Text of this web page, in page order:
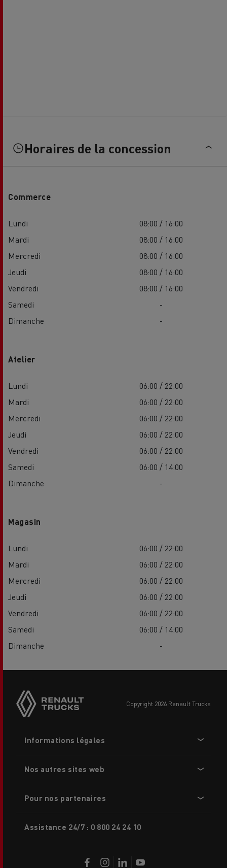
Horaires de la concession
Commerce
Lundi
08:00 / 16:00
Mardi
08:00 / 16:00
Mercredi
08:00 / 16:00
Jeudi
08:00 / 16:00
Vendredi
08:00 / 16:00
Samedi
-
Dimanche
-
Atelier
Lundi
06:00 / 22:00
Mardi
06:00 / 22:00
Mercredi
06:00 / 22:00
Jeudi
06:00 / 22:00
Vendredi
06:00 / 22:00
Samedi
06:00 / 14:00
Dimanche
-
Magasin
Lundi
06:00 / 22:00
Mardi
06:00 / 22:00
Mercredi
06:00 / 22:00
Jeudi
06:00 / 22:00
Vendredi
06:00 / 22:00
Samedi
06:00 / 14:00
Dimanche
-
buttons
copyright 2026 Renault Trucks
menu
Informations légales
Nos autres sites web
Pour nos partenaires
Assistance 24/7 : 0 800 24 24 10